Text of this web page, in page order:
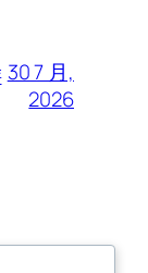
30 7 月,
2026